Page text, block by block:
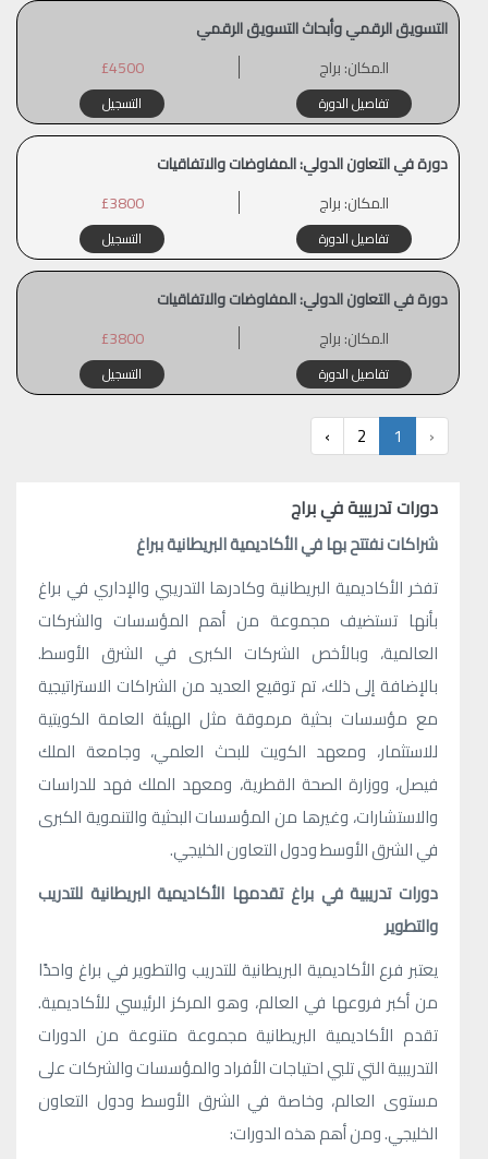
التسويق الرقمي وأبحاث التسويق الرقمي
المكان:براج £4500
تفاصيل الدورة التسجيل
دورة في التعاون الدولي: المفاوضات والاتفاقيات
المكان:براج £3800
تفاصيل الدورة التسجيل
دورة في التعاون الدولي: المفاوضات والاتفاقيات
المكان:براج £3800
تفاصيل الدورة التسجيل
‹
1
2
›
دورات تدريبية في براج
شراكات نفتتح بها في الأكاديمية البريطانية ببراغ
تفخر الأكاديمية البريطانية وكادرها التدريبي والإداري في براغ
بأنها تستضيف مجموعة من أهم المؤسسات والشركات
العالمية، وبالأخص الشركات الكبرى في الشرق الأوسط.
بالإضافة إلى ذلك، تم توقيع العديد من الشراكات الاستراتيجية
مع مؤسسات بحثية مرموقة مثل الهيئة العامة الكويتية
للاستثمار، ومعهد الكويت للبحث العلمي، وجامعة الملك
فيصل، ووزارة الصحة القطرية، ومعهد الملك فهد للدراسات
والاستشارات، وغيرها من المؤسسات البحثية والتنموية الكبرى
في الشرق الأوسط ودول التعاون الخليجي.
دورات تدريبية في براغ تقدمها الأكاديمية البريطانية للتدريب
والتطوير
يعتبر فرع الأكاديمية البريطانية للتدريب والتطوير في براغ واحدًا
من أكبر فروعها في العالم، وهو المركز الرئيسي للأكاديمية.
تقدم الأكاديمية البريطانية مجموعة متنوعة من الدورات
التدريبية التي تلبي احتياجات الأفراد والمؤسسات والشركات على
مستوى العالم، وخاصة في الشرق الأوسط ودول التعاون
الخليجي. ومن أهم هذه الدورات: